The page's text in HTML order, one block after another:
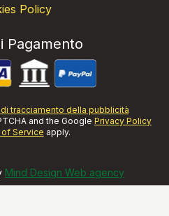
Policy
Pagamento
tracciamento della pubblicità
and the Google Privacy Policy
of Service apply.
Mind Design Web agency